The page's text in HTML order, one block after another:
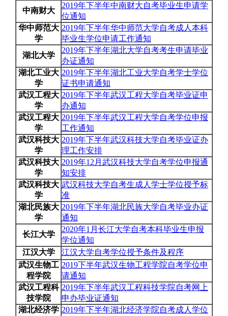
中南财大
2019年下半年中南财大自考毕业生申请学
位通知
华中师范大
学
2019年下半年华中师范大学自考成人本科
毕业生学位申请工作通知
湖北大学
2019年下半年湖北大学自考考生申请毕业
办证通知
湖北工业大
学
2019年下半年湖北工业大学自考学士学位
证书申请通知
武汉工程大
学
2019年下半年武汉工程大学自考毕业证申
办通知
武汉工程大
学
2019年下半年武汉工程大学自考学位申报
工作通知
武汉科技大
学
2019年下半年武汉科技大学自考毕业证办
理工作安排
武汉科技大
学
2019年12月武汉科技大学自考学位申报通
知安排
武汉科技大
学
武汉科技大学自考生成人学士学位授予标
准
湖北民族大
学
2019年下半年湖北民族大学自考毕业办证
通知
长江大学
2020年1月长江大学自考本科毕业生申报
学位通知
江汉大学
江汉大学自考学位授予条件及程序
武汉生物工
程学院
2019下半年武汉生物工程学院自考学位申
请通知
武汉工程科
技学院
2019年下半年武汉工程科技学院自考网上
申办毕业证通知
湖北经济学 2019年下半年湖北经济学院自考成人学位